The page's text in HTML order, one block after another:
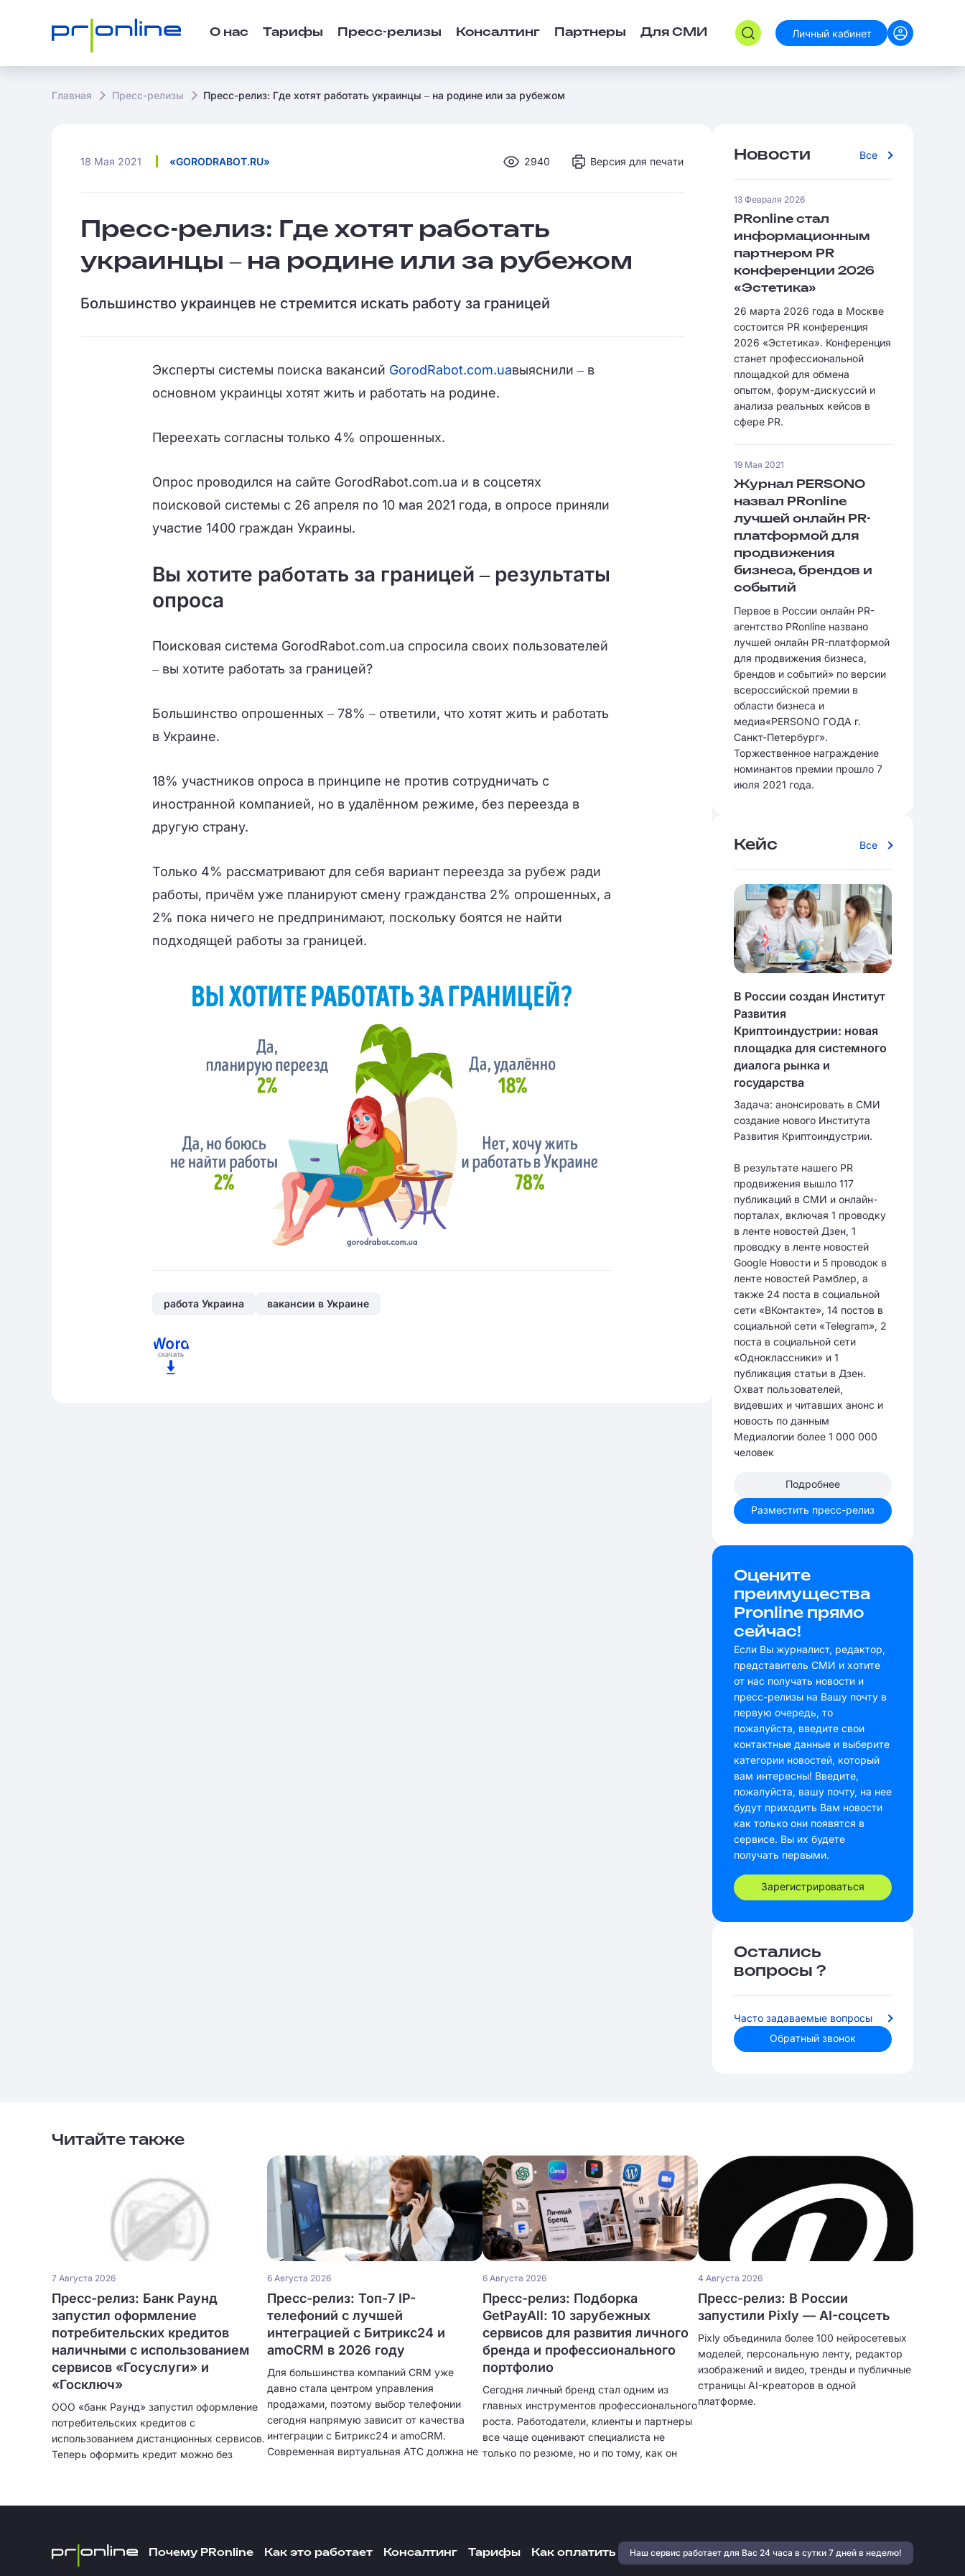
О нас Тарифы Пресс-релизы Консалтинг Партнеры Для СМИ Личный кабинет
Главная Пресс-релизы Пресс-релиз: Где хотят работать украинцы ‒ на родине или за рубежом
18 Мая 2021 «GORODRABOT.RU» 2940 Версия для печати
Пресс-релиз: Где хотят работать
украинцы ‒ на родине или за рубежом
Большинство украинцев не стремится искать работу за границей
Эксперты системы поиска вакансий GorodRabot.com.uaвыяснили ‒ в
основном украинцы хотят жить и работать на родине.
Переехать согласны только 4% опрошенных.
Опрос проводился на сайте GorodRabot.com.ua и в соцсетях
поисковой системы с 26 апреля по 10 мая 2021 года, в опросе приняли
участие 1400 граждан Украины.
Вы хотите работать за границей ‒ результаты
опроса
Поисковая система GorodRabot.com.ua спросила своих пользователей
‒ вы хотите работать за границей?
Большинство опрошенных ‒ 78% ‒ ответили, что хотят жить и работать
в Украине.
18% участников опроса в принципе не против сотрудничать с
иностранной компанией, но в удалённом режиме, без переезда в
другую страну.
Только 4% рассматривают для себя вариант переезда за рубеж ради
работы, причём уже планируют смену гражданства 2% опрошенных, а
2% пока ничего не предпринимают, поскольку боятся не найти
подходящей работы за границей.
работа Украина вакансии в Украине
Новости Все
13 Февраля 2026
PRonline стал
информационным
партнером PR
конференции 2026
«Эстетика»
26 марта 2026 года в Москве
состоится PR конференция
2026 «Эстетика». Конференция
станет профессиональной
площадкой для обмена
опытом, форум-дискуссий и
анализа реальных кейсов в
сфере PR.
19 Мая 2021
Журнал PERSONO
назвал PRonline
лучшей онлайн PR-
платформой для
продвижения
бизнеса, брендов и
событий
Первое в России онлайн PR-
агентство PRonline названо
лучшей онлайн PR-платформой
для продвижения бизнеса,
брендов и событий» по версии
всероссийской премии в
области бизнеса и
медиа«PERSONO ГОДА г.
Санкт-Петербург».
Торжественное награждение
номинантов премии прошло 7
июля 2021 года.
Кейс Все
В России создан Институт
Развития
Криптоиндустрии: новая
площадка для системного
диалога рынка и
государства
Задача: анонсировать в СМИ
создание нового Института
Развития Криптоиндустрии.
В результате нашего PR
продвижения вышло 117
публикаций в СМИ и онлайн-
порталах, включая 1 проводку
в ленте новостей Дзен, 1
проводку в ленте новостей
Google Новости и 5 проводок в
ленте новостей Рамблер, а
также 24 поста в социальной
сети «ВКонтакте», 14 постов в
социальной сети «Telegram», 2
поста в социальной сети
«Одноклассники» и 1
публикация статьи в Дзен.
Охват пользователей,
видевших и читавших анонс и
новость по данным
Медиалогии более 1 000 000
человек
Подробнее
Разместить пресс-релиз
Оцените
преимущества
Pronline прямо
сейчас!
Если Вы журналист, редактор,
представитель СМИ и хотите
от нас получать новости и
пресс-релизы на Вашу почту в
первую очередь, то
пожалуйста, введите свои
контактные данные и выберите
категории новостей, который
вам интересны! Введите,
пожалуйста, вашу почту, на нее
будут приходить Вам новости
как только они появятся в
сервисе. Вы их будете
получать первыми.
Зарегистрироваться
Остались
вопросы ?
Часто задаваемые вопросы
Обратный звонок
Читайте также
7 Августа 2026
Пресс-релиз: Банк Раунд
запустил оформление
потребительских кредитов
наличными с использованием
сервисов «Госуслуги» и
«Госключ»
ООО «банк Раунд» запустил оформление
потребительских кредитов с
использованием дистанционных сервисов.
Теперь оформить кредит можно без
6 Августа 2026
Пресс-релиз: Топ-7 IP-
телефоний с лучшей
интеграцией с Битрикс24 и
amoCRM в 2026 году
Для большинства компаний CRM уже
давно стала центром управления
продажами, поэтому выбор телефонии
сегодня напрямую зависит от качества
интеграции с Битрикс24 и amoCRM.
Современная виртуальная АТС должна не
интеграция, тем меньше ручной работы
остается менеджерам и тем выше
6 Августа 2026
Пресс-релиз: Подборка
GetPayAll: 10 зарубежных
сервисов для развития личного
бренда и профессионального
портфолио
Сегодня личный бренд стал одним из
главных инструментов профессионального
роста. Работодатели, клиенты и партнеры
все чаще оценивают специалиста не
только по резюме, но и по тому, как он
быстрее находить проекты, получать
предложения о сотрудничестве и
4 Августа 2026
Пресс-релиз: В России
запустили Pixly — AI-соцсеть
Pixly объединила более 100 нейросетевых
моделей, персональную ленту, редактор
изображений и видео, тренды и публичные
страницы AI-креаторов в одной
платформе.
Почему PRonline Как это работает Консалтинг Тарифы Как оплатить Наш сервис работает для Вас 24 часа в сутки 7 дней в неделю!